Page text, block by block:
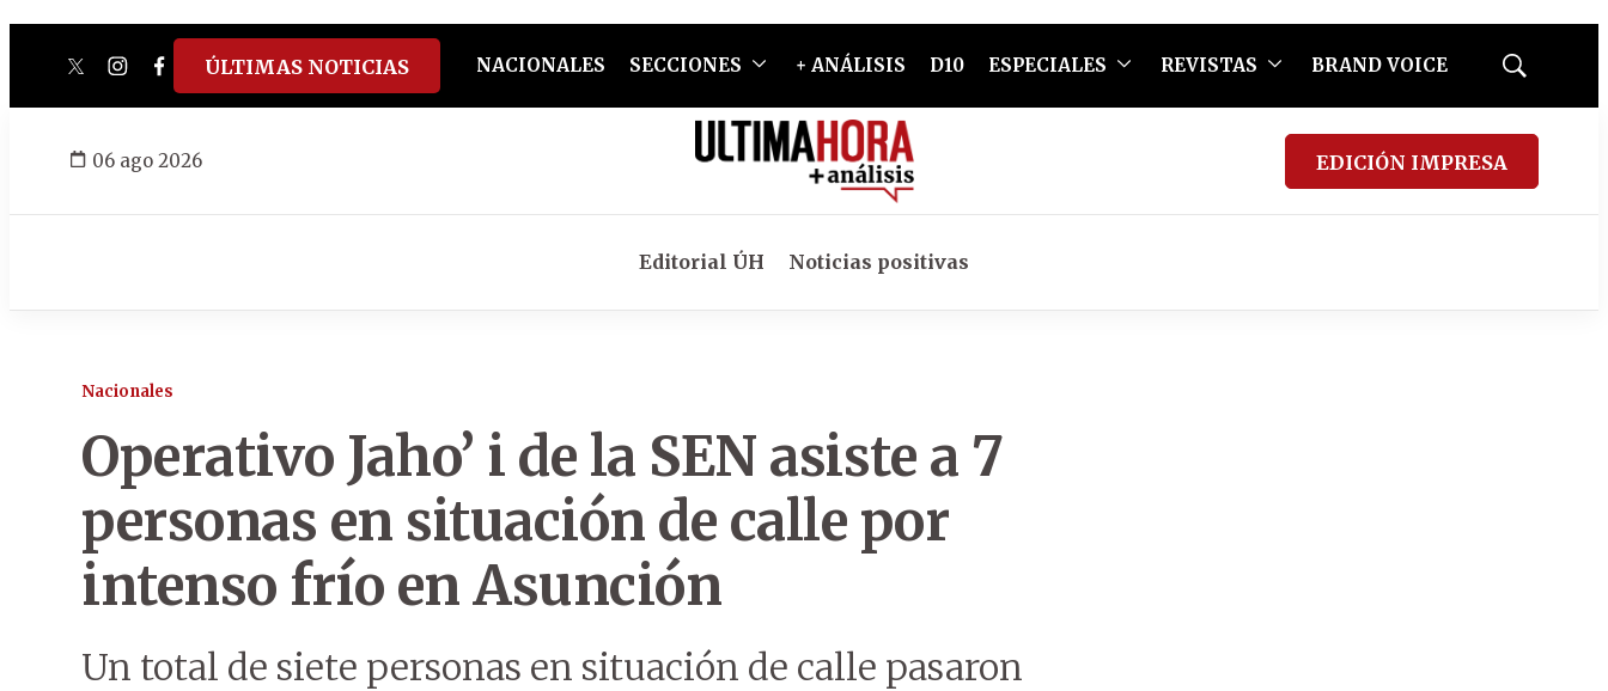
twitterinstagram
facebook
tiktokyoutube
spotify
ÚLTIMAS NOTICIAS NACIONALES SECCIONES + ANÁLISIS D10 ESPECIALES REVISTAS BRAND VOICE
Mostrar
06 ago 2026 EDICIÓN IMPRESA
Editorial ÚH Noticias positivas
Nacionales
Operativo Jaho’ i de la SEN asiste a 7
personas en situación de calle por
intenso frío en Asunción
Un total de siete personas en situación de calle pasaron